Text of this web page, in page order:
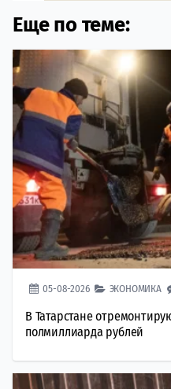
Еще по теме:
05-08-2026 ЭКОНОМИКА
В Татарстане
полмиллиарда рублей